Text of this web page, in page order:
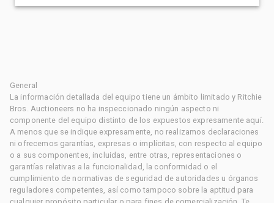
General
La información detallada del equipo tiene un ámbito limitado y Ritchie
Bros. Auctioneers no ha inspeccionado ningún aspecto ni
componente del equipo distinto de los expuestos expresamente aquí.
A menos que se indique expresamente, no realizamos declaraciones
ni ofrecemos garantías, expresas o implícitas, con respecto al equipo
o a sus componentes, incluidas, entre otras, representaciones o
garantías relativas a la funcionalidad, la conformidad o el
cumplimiento de normativas de seguridad de autoridades u órganos
reguladores competentes, así como tampoco sobre la aptitud para